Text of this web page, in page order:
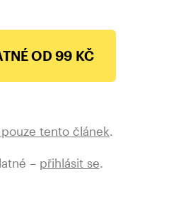
OD 99 KČ
tento článek
– přihlásit se